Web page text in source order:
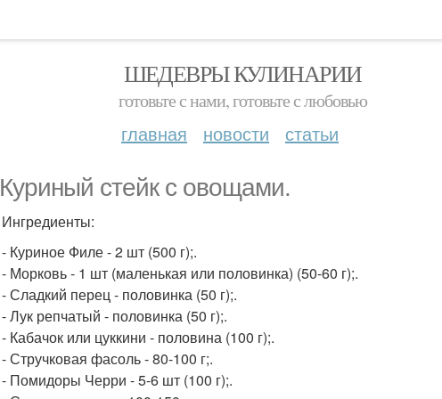
ШЕДЕВРЫ КУЛИНАРИИ
готовьте с нами, готовьте с любовью
главная новости статьи
Куриный стейк с овощами.
Ингредиенты:
- Куриное Филе - 2 шт (500 г);.
- Морковь - 1 шт (маленькая или половинка) (50-60 г);.
- Сладкий перец - половинка (50 г);.
- Лук репчатый - половинка (50 г);.
- Кабачок или цуккини - половина (100 г);.
- Стручковая фасоль - 80-100 г;.
- Помидоры Черри - 5-6 шт (100 г);.